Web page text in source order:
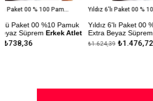
Yıldız 3'lü Paket 00 % 100 Pamuk Extra Beyaz Süprem Erkek Atlet
%10 Pamuk
Erkek Atlet
Yıldız 6'lı Paket 00 % 100 Pamuk Extra Beyaz Süprem Erkek Atlet
Yıldız 6'lı Paket 00 %100 Pamuk
Extra Beyaz SüpremErkek Atlet
Çekmezlik Sanfor Testi
₺1.476,72